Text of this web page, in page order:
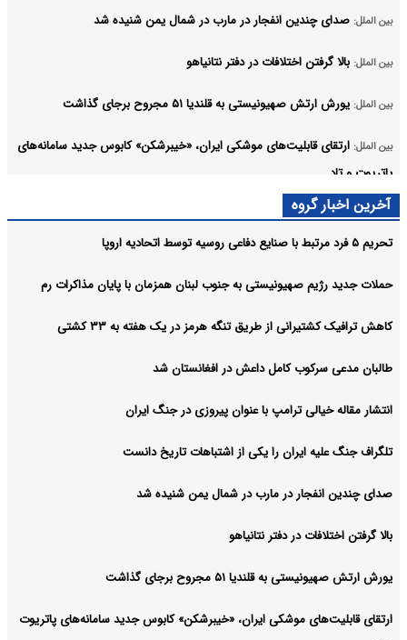
بین الملل: صدای چندین انفجار در مارب در شمال یمن شنیده شد
بین الملل: بالا گرفتن اختلافات در دفتر نتانیاهو
بین الملل: یورش ارتش صهیونیستی به قلندیا ۵۱ مجروح برجای گذاشت
بین الملل: ارتقای قابلیت‌های موشکی ایران، «خیبرشکن» کابوس جدید سامانه‌های
پاتریوت و تاد
آخرین اخبار گروه
تحریم ۵ فرد مرتبط با صنایع دفاعی روسیه توسط اتحادیه اروپا
حملات جدید رژیم صهیونیستی به جنوب لبنان همزمان با پایان مذاکرات رم
کاهش ترافیک کشتیرانی از طریق تنگه هرمز در یک هفته به ۳۳ کشتی
طالبان مدعی سرکوب کامل داعش در افغانستان شد
انتشار مقاله خیالی ترامپ با عنوان پیروزی در جنگ ایران
تلگراف جنگ علیه ایران را یکی از اشتباهات تاریخ دانست
صدای چندین انفجار در مارب در شمال یمن شنیده شد
بالا گرفتن اختلافات در دفتر نتانیاهو
یورش ارتش صهیونیستی به قلندیا ۵۱ مجروح برجای گذاشت
ارتقای قابلیت‌های موشکی ایران، «خیبرشکن» کابوس جدید سامانه‌های پاتریوت